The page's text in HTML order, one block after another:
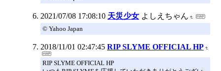
2021/07/08 17:08:10 天災少女 よしえちゃん
© Yahoo Japan
2018/11/01 02:47:45 RIP SLYME OFFICIAL HP
RIP SLYME OFFICIAL HP